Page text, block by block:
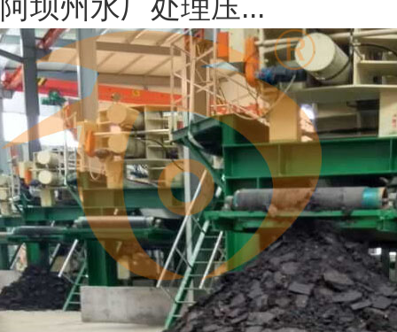
阿坝州水厂处理压...